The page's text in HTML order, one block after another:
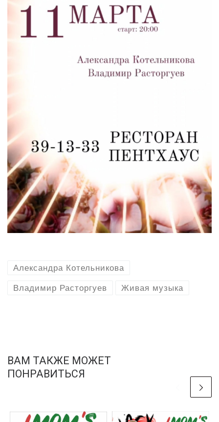
Александра Котельникова
Владимир Расторгуев Живая музыка
ВАМ ТАКЖЕ МОЖЕТ
ПОНРАВИТЬСЯ